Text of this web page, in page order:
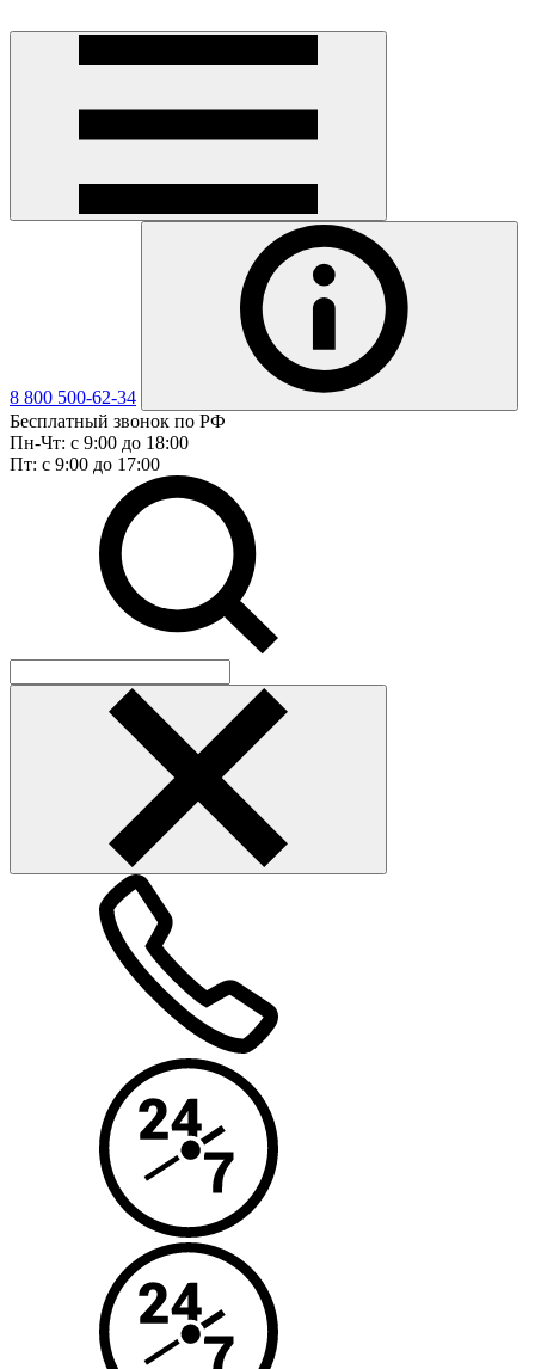
8 800 500-62-34
Бесплатный звонок по РФ
Пн-Чт: с 9:00 до 18:00
Пт: с 9:00 до 17:00